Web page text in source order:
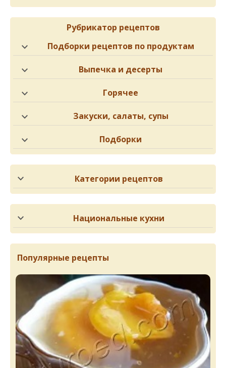
Рубрикатор рецептов
Подборки рецептов по продуктам
Выпечка и десерты
Горячее
Закуски, салаты, супы
Подборки
Категории рецептов
Национальные кухни
Популярные рецепты